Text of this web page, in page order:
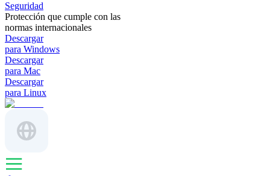
Seguridad
Protección que cumple con las
normas internacionales
Descargar
para Windows
Descargar
para Mac
Descargar
para Linux